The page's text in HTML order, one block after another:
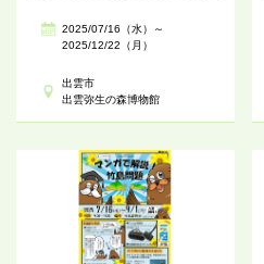
2025/07/16（水）～
2025/12/22（月）
出雲市
出雲弥生の森博物館